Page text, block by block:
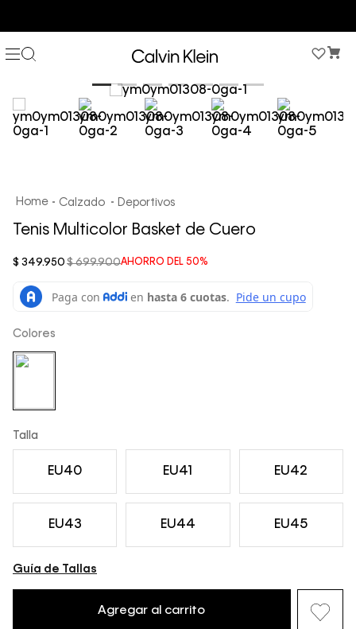
Calzado Deportivos
Tenis Multicolor Basket de Cuero
AHORRO DEL 50%
$ 699.900
$ 349.950
Colores
Talla
EU40 EU41 EU42
EU43 EU44 EU45
Guía de Tallas
Agregar al carrito